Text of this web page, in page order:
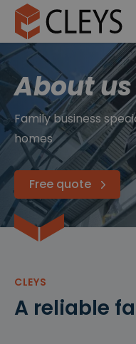
About us
Family business
homes
Free quote
CLEYS
A reliable